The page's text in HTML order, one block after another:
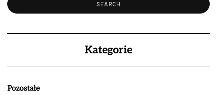
Kategorie
Pozostałe